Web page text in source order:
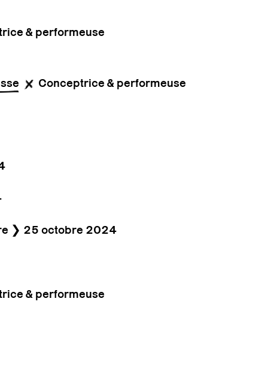
& performeuse
Conceptrice & performeuse
❯ 25 octobre 2024
& performeuse